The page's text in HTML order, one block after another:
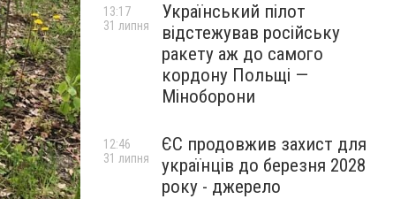
Український пілот
відстежував російську
ракету аж до самого
кордону Польщі —
Міноборони
13:17
31 липня
ЄС продовжив захист для
українців до березня 2028
року - джерело
12:46
31 липня